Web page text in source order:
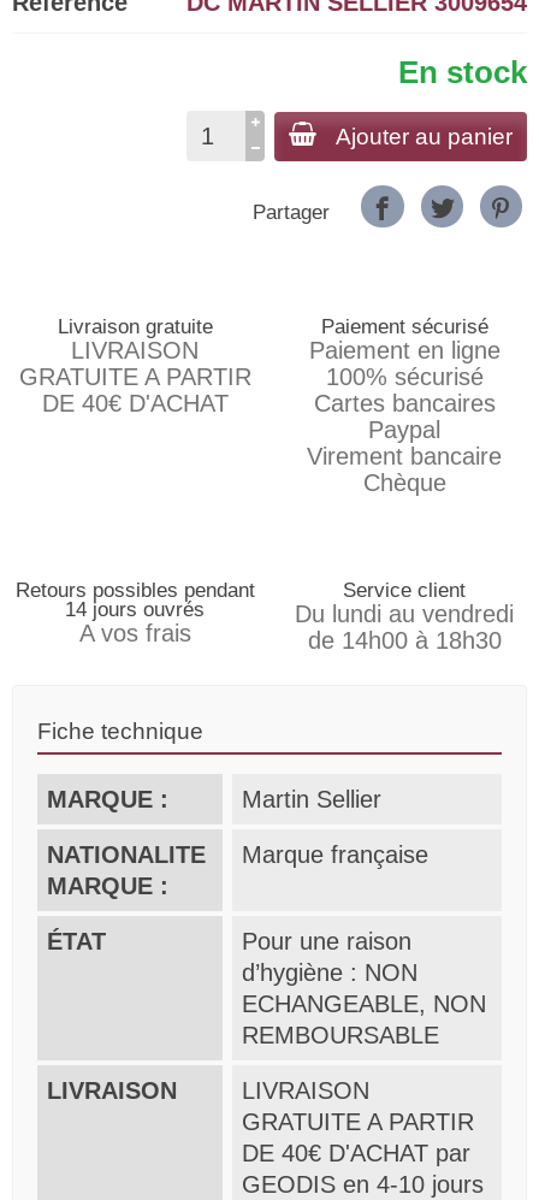
En stock
Ajouter au panier
Partager
Livraison gratuite
LIVRAISON
GRATUITE A PARTIR
DE 40€ D'ACHAT
Paiement sécurisé
Paiement en ligne
100% sécurisé
Cartes bancaires
Paypal
Virement bancaire
Chèque
Retours possibles pendant
14 jours ouvrés
A vos frais
Service client
Du lundi au vendredi
de 14h00 à 18h30
Fiche technique
MARQUE : Martin Sellier
NATIONALITE
MARQUE :
Marque française
ÉTAT
Pour une raison
d’hygiène : NON
ECHANGEABLE, NON
REMBOURSABLE
LIVRAISON
LIVRAISON
GRATUITE A PARTIR
DE 40€ D'ACHAT par
GEODIS en 4-10 jours